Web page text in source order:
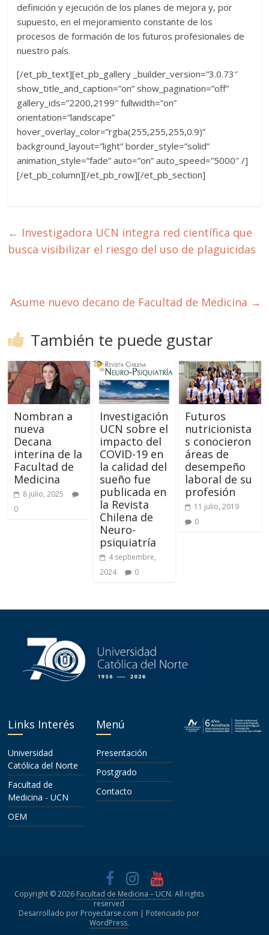
definición y ejecución de los planes de mejora y, por
supuesto, en el mejoramiento constante de los
procesos de formación de los futuros profesionales de
nuestro país.
[/et_pb_text][et_pb_gallery _builder_version=”3.0.73″
show_title_and_caption=”on” show_pagination=”off”
gallery_ids=”2200,2199″ fullwidth=”on”
orientation=”landscape”
hover_overlay_color=”rgba(255,255,255,0.9)”
background_layout=”light” border_style=”solid”
animation_style=”fade” auto=”on” auto_speed=”5000″ /]
[/et_pb_column][/et_pb_row][/et_pb_section]
← Investigadora UCN integra red científica que
busca visibilizar el riesgo del uso de plaguicidas
Asume nuevo decano de Facultad de Medicina →
También te puede gustar
Nombran a
nueva
Decana
interina de la
Facultad de
Medicina
8 julio, 2025
0
Investigación
UCN sobre el
impacto del
COVID-19 en
la calidad del
sueño fue
publicada en
la Revista
Chilena de
Neuro-
psiquiatría
4 septiembre,
2024
0
Futuros
nutricionista
s conocieron
áreas de
desempeño
laboral de su
profesión
11 julio, 2019
0
Links Interés
Universidad
Católica del Norte
Facultad de
Medicina - UCN
OEM
Menú
Presentación
Postgrado
Contacto
Copyright © 2026 Facultad de Medicina – UCN. All rights
reserved
Desarrollado por Proyectarse.com | Potenciado por
WordPress.